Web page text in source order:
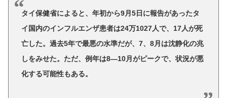
タイ保健省によると、年初から9月5日に報告があったタ
イ国内のインフルエンザ患者は24万1027人で、17人が死
亡した。過去5年で最悪の水準だが、7、8月は沈静化の兆
しをみせた。ただ、例年は8―10月がピークで、状況が悪
化する可能性もある。